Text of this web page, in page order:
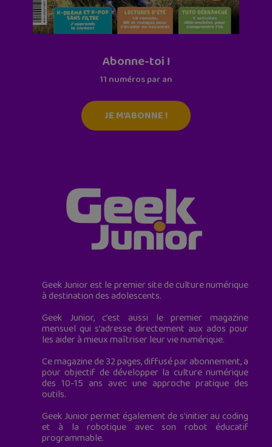
Abonne-toi !
11 numéros par an
JE M'ABONNE !
Geek Junior est le premier site de culture numérique
à destination des adolescents.
Geek Junior, c’est aussi le premier magazine
mensuel qui s’adresse directement aux ados pour
les aider à mieux maîtriser leur vie numérique.
Ce magazine de 32 pages, diffusé par abonnement, a
pour objectif de développer la culture numérique
des 10-15 ans avec une approche pratique des
outils.
Geek Junior permet également de s'initier au coding
et à la robotique avec son robot éducatif
programmable.